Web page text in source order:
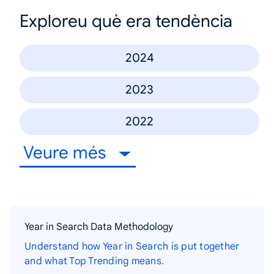
Exploreu què era tendència
2024
2023
2022
Veure més
Year in Search Data Methodology
Understand how Year in Search is put together
and what Top Trending means.